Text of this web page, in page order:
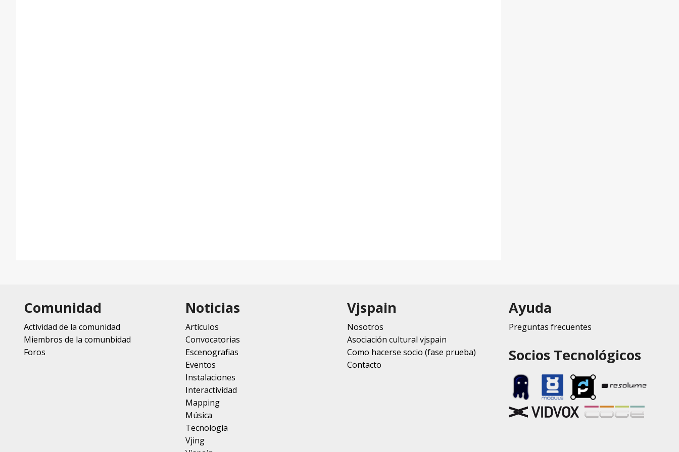
Comunidad
Actividad de la comunidad
Miembros de la comunbidad
Foros
Noticias
Artículos
Convocatorias
Escenografias
Eventos
Instalaciones
Interactividad
Mapping
Música
Tecnología
Vjing
Vjspain
Nosotros
Asociación cultural vjspain
Como hacerse socio (fase prueba)
Contacto
Ayuda
Preguntas frecuentes
Socios Tecnológicos